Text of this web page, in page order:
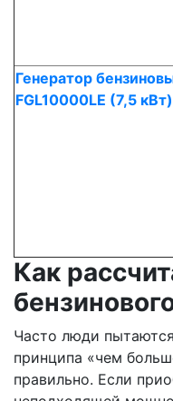
Генератор
FGL10000LE (7,5 кВт)
Как
Часто люди пытаются
принципа «чем
правильно. Если